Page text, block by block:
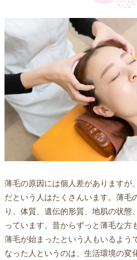
薄毛の原因には個人差がありますが
だという人はたくさんいます。薄毛
り、体質、遺伝的形質、地肌の状態
っています。昔からずっと薄毛な方
薄毛が始まったという人もいるよう
なった人というのは、生活環境の変